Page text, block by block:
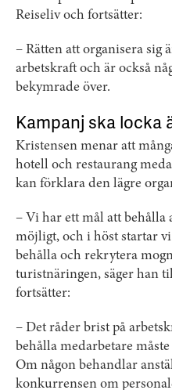
Reiseliv och fortsätter:
– Rätten att organisera sig
arbetskraft och är också
bekymrade över.
Kampanj ska locka
Kristensen menar att
hotell och restaurang
kan förklara den lägre
– Vi har ett mål att behålla
möjligt, och i höst startar
behålla och rekrytera
turistnäringen, säger han
fortsätter:
– Det råder brist på
behålla medarbetare
Om någon behandlar
konkurrensen om